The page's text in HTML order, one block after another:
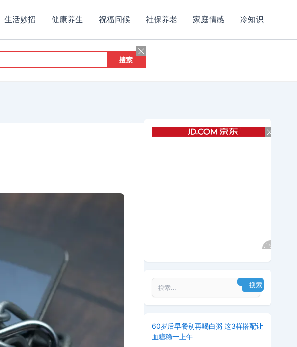
生活妙招 健康养生 祝福问候 社保养老 家庭情感 冷知识
60岁后早餐别再喝白粥 这3样搭配让
血糖稳一上午